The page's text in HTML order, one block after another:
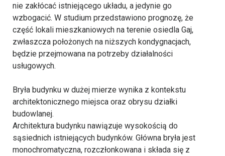
nie zakłócać istniejącego układu, a jedynie go
wzbogacić. W studium przedstawiono prognozę, że
część lokali mieszkaniowych na terenie osiedla Gaj,
zwłaszcza położonych na niższych kondygnacjach,
będzie przejmowana na potrzeby działalności
usługowych.
Bryła budynku w dużej mierze wynika z kontekstu
architektonicznego miejsca oraz obrysu działki
budowlanej.
Architektura budynku nawiązuje wysokością do
sąsiednich istniejących budynków. Główna bryła jest
monochromatyczna, rozczłonkowana i składa się z